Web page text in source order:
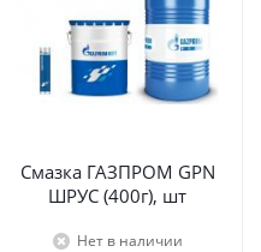
Смазка ГАЗПРОМ GPN
ШРУС (400г), шт
Нет в наличии